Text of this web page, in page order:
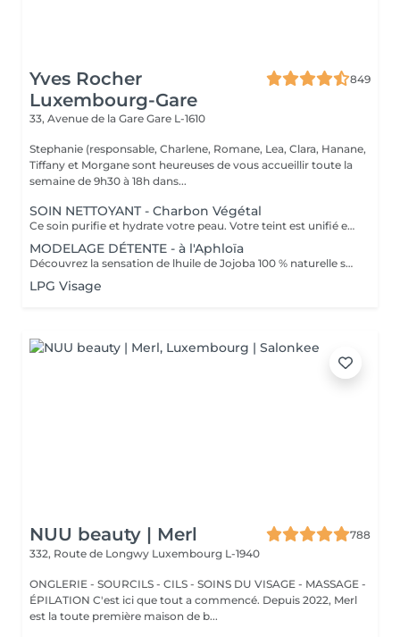
Yves Rocher
Luxembourg-Gare
849
33, Avenue de la Gare Gare L-1610
Stephanie (responsable, Charlene, Romane, Lea, Clara, Hanane,
Tiffany et Morgane sont heureuses de vous accueillir toute la
semaine de 9h30 à 18h dans...
SOIN NETTOYANT - Charbon Végétal
Ce soin purifie et hydrate votre peau. Votre teint est unifié et lumineux, grâce à l' alliance du Charbon Végétal et de l'édulis
MODELAGE DÉTENTE - à l'Aphloïa
Découvrez la sensation de lhuile de Jojoba 100 % naturelle sur votre peau. Nourrie, votre peau retrouve tout son confort. Libéré de ses tensions grâce aux mains habiles de notre esthéticienne, votre visage est détendu. Bénéfices : Nourrie, votre peau retrouve tout son confort.
LPG Visage
NUU beauty | Merl
788
332, Route de Longwy Luxembourg L-1940
ONGLERIE - SOURCILS - CILS - SOINS DU VISAGE - MASSAGE -
ÉPILATION C'est ici que tout a commencé. Depuis 2022, Merl
est la toute première maison de b...